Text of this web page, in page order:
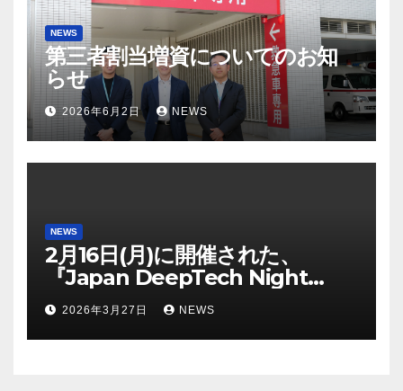
NEWS
第三者割当増資についてのお知
らせ
2026年6月2日 NEWS
NEWS
2月16日(月)に開催された、
『Japan DeepTech Night
Ibaraki / Chiba / Aichi /
Hokkaido ～今話題のディープ
テック分野企業が登壇～』に、弊
2026年3月27日 NEWS